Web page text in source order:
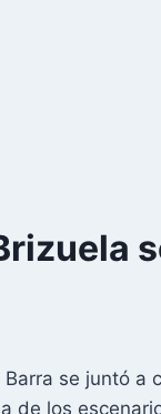
se juntó a
de los